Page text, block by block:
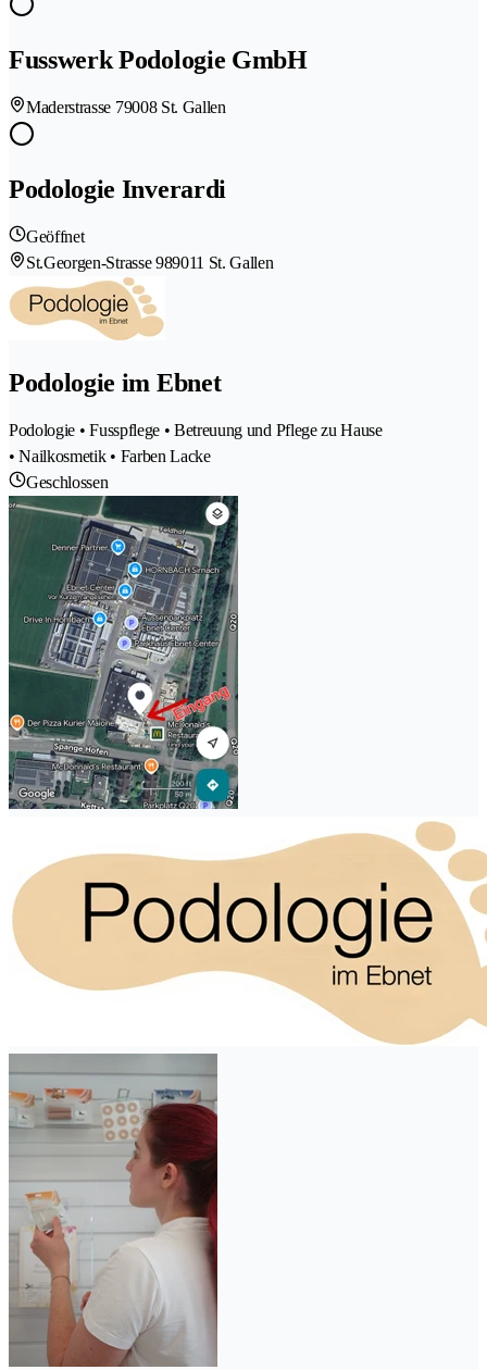
Fusswerk Podologie GmbH
Maderstrasse 79008 St. Gallen
Podologie Inverardi
Geöffnet
St.Georgen-Strasse 989011 St. Gallen
Podologie im Ebnet
Podologie • Fusspflege • Betreuung und Pflege zu Hause
• Nailkosmetik • Farben Lacke
Geschlossen